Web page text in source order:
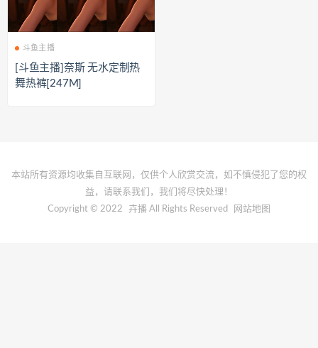
斗鱼主播
[斗鱼主播]奈斯 无水定制热
舞热裤[247M]
本站所有资源均收集自互联网，仅供个人欣赏交流，如不慎侵犯了您的权
益，请联系我们，我们将尽快处理！
Copyright © 2022
卉播 All Rights Reserved 网站地图